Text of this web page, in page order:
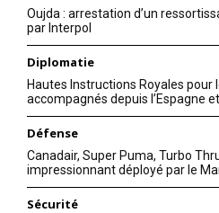
Oujda : arrestation d’un
par Interpol
Diplomatie
Hautes Instructions Royales pour
accompagnés depuis l’Espagne et
Défense
Canadair, Super Puma, Turbo
impressionnant déployé par le
Sécurité